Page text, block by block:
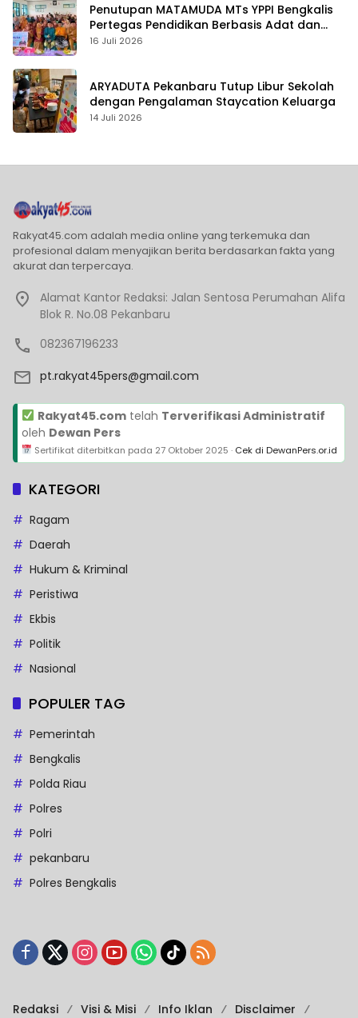
Penutupan MATAMUDA MTs YPPI Bengkalis
Pertegas Pendidikan Berbasis Adat dan
Karakter
16 Juli 2026
ARYADUTA Pekanbaru Tutup Libur Sekolah
dengan Pengalaman Staycation Keluarga
14 Juli 2026
Rakyat45.com adalah media online yang terkemuka dan
profesional dalam menyajikan berita berdasarkan fakta yang
akurat dan terpercaya.
Alamat Kantor Redaksi: Jalan Sentosa Perumahan Alifa
Blok R. No.08 Pekanbaru
082367196233
pt.rakyat45pers@gmail.com
Rakyat45.comtelah Terverifikasi Administratif
oleh Dewan Pers
Sertifikat diterbitkan pada 27 Oktober 2025 · Cek di DewanPers.or.id
KATEGORI
Ragam
Daerah
Hukum & Kriminal
Peristiwa
Ekbis
Politik
Nasional
POPULER TAG
Pemerintah
Bengkalis
Polda Riau
Polres
Polri
pekanbaru
Polres Bengkalis
Redaksi Visi & Misi Info Iklan Disclaimer